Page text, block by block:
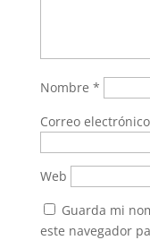
Nombre *
Correo electrónico
Web
Guarda mi
este navegador